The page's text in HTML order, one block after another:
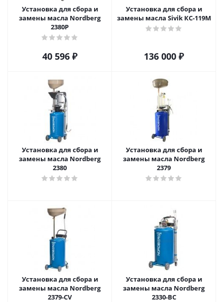
Установка для сбора и
замены масла Nordberg
2380P
40 596 ₽
Установка для сбора и
замены масла Sivik КС-119М
136 000 ₽
Установка для сбора и
замены масла Nordberg
2380
Установка для сбора и
замены масла Nordberg
2379
Установка для сбора и
замены масла Nordberg
2379-CV
Установка для сбора и
замены масла Nordberg
2330-BC